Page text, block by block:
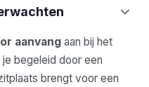
aanvang aan bij het
begeleid door een
brengt voor een